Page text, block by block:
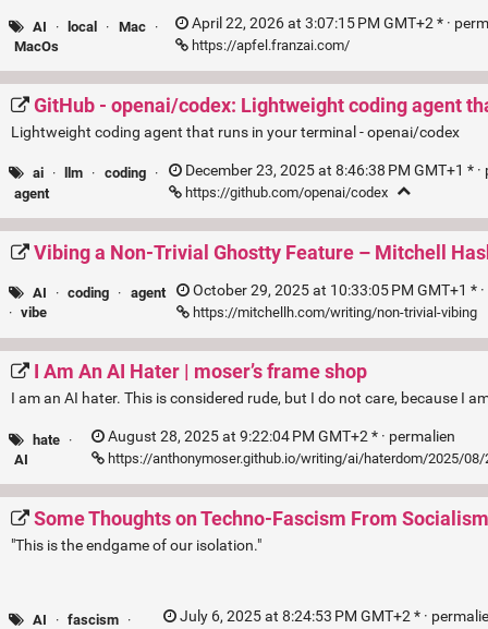
AI · local · Mac
·
MacOs
April 22, 2026 at 3:07:15 PM GMT+2 * ·
https://apfel.franzai.com/
GitHub - openai/codex: Lightweight coding agent
Lightweight coding agent that runs in your terminal - openai/codex
ai · llm · coding
·
agent
December 23, 2025 at 8:46:38 PM GMT+1 * ·
https://github.com/openai/codex
Vibing a Non-Trivial Ghostty Feature – Mitchell
AI · coding · agent
· vibe
October 29, 2025 at 10:33:05 PM GMT+1 * ·
https://mitchellh.com/writing/non-trivial-vibing
I Am An AI Hater | moser’s frame shop
I am an AI hater. This is considered rude, but I do not care, because I
hate ·
AI
August 28, 2025 at 9:22:04 PM GMT+2 * · permalien
https://anthonymoser.github.io/writing/ai/haterdom/2025/
Some Thoughts on Techno-Fascism From
"This is the endgame of our isolation."
AI · fascism ·
July 6, 2025 at 8:24:53 PM GMT+2 * ·